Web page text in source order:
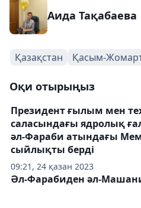
Аида Тақабаева
Қазақстан Қасым-
Оқи отырыңыз
09:21, 24 қазан 2023
Президент ғылым мен
саласындағы ядролық
әл-Фараби атындағы
сыйлықты берді
Әл-Фарабиден әл-